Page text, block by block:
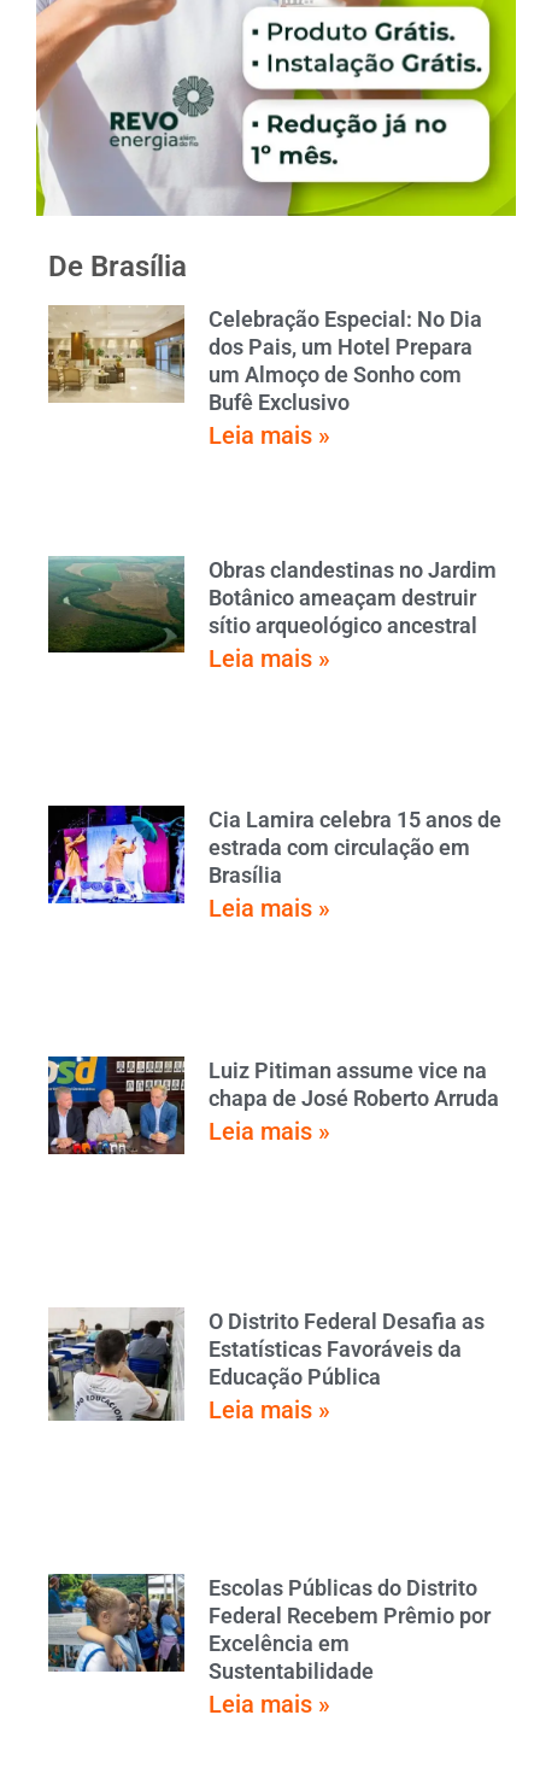
De Brasília
Celebração Especial: No Dia
dos Pais, um Hotel Prepara
um Almoço de Sonho com
Bufê Exclusivo
Leia mais »
Obras clandestinas no Jardim
Botânico ameaçam destruir
sítio arqueológico ancestral
Leia mais »
Cia Lamira celebra 15 anos de
estrada com circulação em
Brasília
Leia mais »
Luiz Pitiman assume vice na
chapa de José Roberto Arruda
Leia mais »
O Distrito Federal Desafia as
Estatísticas Favoráveis da
Educação Pública
Leia mais »
Escolas Públicas do Distrito
Federal Recebem Prêmio por
Excelência em
Sustentabilidade
Leia mais »